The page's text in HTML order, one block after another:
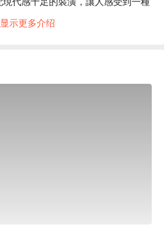
食饗宴中。
升聚會或用餐體驗的完美催化劑。
華感，也讓每一次的餐飲都成為一
显示更多介绍